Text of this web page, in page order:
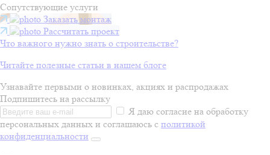
Сопутствующие услуги
Заказать монтаж
Рассчитать проект
Что важного нужно знать о строительстве?
Читайте полезные статьи в нашем блоге
Узнавайте первыми о новинках, акциях и распродажах
Подпишитесь на рассылку
Я даю согласие на обработку
персональных данных и соглашаюсь с политикой
конфиденциальности